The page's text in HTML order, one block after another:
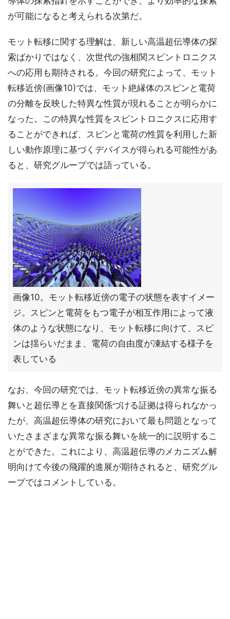
が可能になると考えられる次第だ。
モット転移に関する理解は、新しい高温超伝導体の探
索ばかりではなく、次世代の強相関スピントロニクス
への応用も期待される。今回の研究によって、モット
転移近傍(画像10)では、モット絶縁体のスピンと電荷
の分離を反映した特異な性質が現れることが明らかに
なった。この特異な性質をスピントロニクスに応用す
ることができれば、スピンと電荷の性質を利用した新
しい動作原理に基づくデバイスが得られる可能性があ
ると、研究グループでは語っている。
画像10。モット転移近傍の電子の状態を表すイメー
ジ。スピンと電荷をもつ電子が相互作用によって液
体のような状態になり、モット転移に向けて、スピ
ンは揺らいだまま、電荷の自由度が凍結する様子を
表している
なお、今回の研究では、モット転移近傍の異常な振る
舞いと超伝導とを直接関係づける証拠は得られなかっ
たが、高温超伝導体の研究において最も問題となって
いたさまざまな異常な振る舞いを統一的に説明するこ
とができた。これにより、高温超伝導のメカニズム解
明向けて今後の飛躍的進展が期待されると、研究グル
ープではコメントしている。